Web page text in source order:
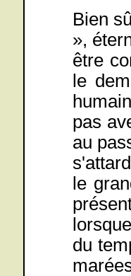
Bien
»,
être
le
pas
au
le
du